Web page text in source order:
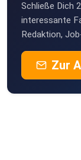
Schließe Dich
interessante
Redaktion,
Zur